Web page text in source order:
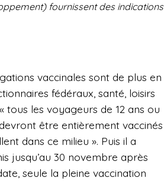
fournissent des indications
vaccinales sont de plus en
fédéraux, santé, loisirs
« tous les voyageurs de 12 ans ou
être entièrement vaccinés
dans ce milieu ». Puis il a
jusqu’au 30 novembre après
seule la pleine vaccination